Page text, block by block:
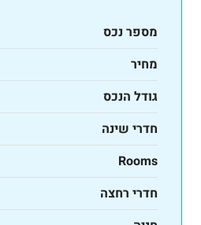
מספר נכס
מחיר
גודל הנכס
חדרי שינה
Rooms
חדרי רחצה